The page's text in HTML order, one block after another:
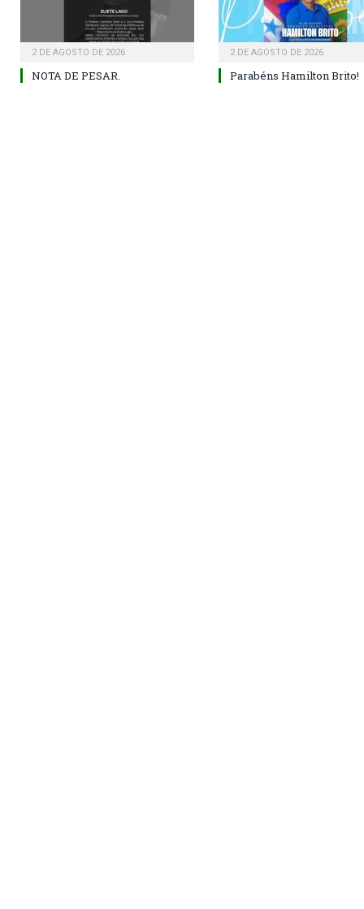
2 DE AGOSTO DE 2026
NOTA DE PESAR.
2 DE AGOSTO DE 2026
Parabéns Hamilton Brito!